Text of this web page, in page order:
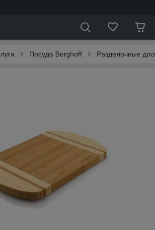
Посуда Berghoff Разделочные